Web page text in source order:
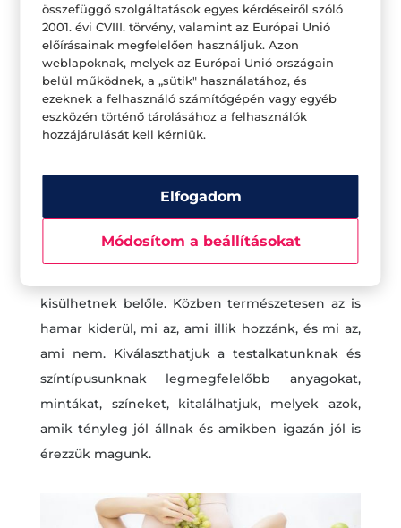
nap a tömegközlekedésben? Hihetetlen a
tűsarkú, de lehet benne kilométereket
kerékpározni a munkahelyig? Jó szórakozás
mindent kipróbálni, de végül célszerű okosan
dönteni, és olyan darabokat kiválasztani ami nem
csak hozzánk, de az életmódunkhoz is illik.
Kísérletezés közben természetesen beleférnek a
hibák, hiszen csakis így tanulhatjuk meg, mi
kisülhetnek belőle. Közben természetesen az is
hamar kiderül, mi az, ami illik hozzánk, és mi az,
ami nem. Kiválaszthatjuk a testalkatunknak és
színtípusunknak legmegfelelőbb anyagokat,
mintákat, színeket, kitalálhatjuk, melyek azok,
amik tényleg jól állnak és amikben igazán jól is
érezzük magunk.
összefüggő szolgáltatások egyes kérdéseiről szóló
2001. évi CVIII. törvény, valamint az Európai Unió
előírásainak megfelelően használjuk. Azon
weblapoknak, melyek az Európai Unió országain
belül működnek, a „sütik" használatához, és
ezeknek a felhasználó számítógépén vagy egyéb
eszközén történő tárolásához a felhasználók
hozzájárulását kell kérniük.
Elfogadom
Módosítom a beállításokat